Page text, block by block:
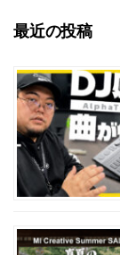
最近の投稿